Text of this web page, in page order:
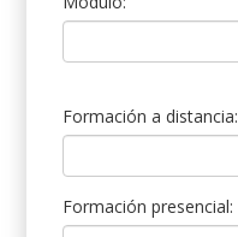
Formación a distancia:
Formación presencial: